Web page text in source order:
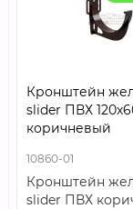
Кронштейн
slider ПВХ
коричневый
10860-01
Кронштейн
slider ПВХ